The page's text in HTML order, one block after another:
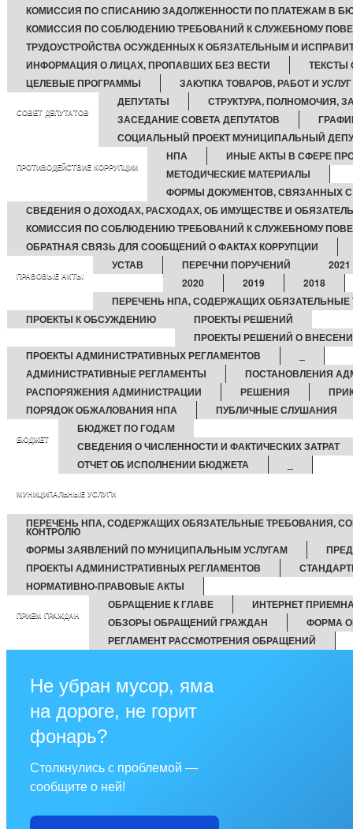
КОМИССИЯ ПО СПИСАНИЮ ЗАДОЛЖЕННОСТИ ПО ПЛАТЕЖАМ В
КОМИССИЯ ПО СОБЛЮДЕНИЮ ТРЕБОВАНИЙ К СЛУЖЕБНОМУ
ТРУДОУСТРОЙСТВА ОСУЖДЕННЫХ К ОБЯЗАТЕЛЬНЫМ И
ИНФОРМАЦИЯ О ЛИЦАХ, ПРОПАВШИХ БЕЗ ВЕСТИ
ТЕКСТЫ
ЦЕЛЕВЫЕ ПРОГРАММЫ
ЗАКУПКА ТОВАРОВ, РАБОТ И УСЛУГ
СОВЕТ ДЕПУТАТОВ
ДЕПУТАТЫ
СТРУКТУРА, ПОЛНОМОЧИЯ,
ЗАСЕДАНИЕ СОВЕТА ДЕПУТАТОВ
СОЦИАЛЬНЫЙ ПРОЕКТ МУНИЦИПАЛЬНЫЙ
ПРОТИВОДЕЙСТВИЕ КОРРУПЦИИ
НПА
ИНЫЕ АКТЫ В СФЕРЕ
МЕТОДИЧЕСКИЕ МАТЕРИАЛЫ
ФОРМЫ ДОКУМЕНТОВ, СВЯЗАННЫХ
СВЕДЕНИЯ О ДОХОДАХ, РАСХОДАХ, ОБ ИМУЩЕСТВЕ И
КОМИССИЯ ПО СОБЛЮДЕНИЮ ТРЕБОВАНИЙ К СЛУЖЕБНОМУ
ОБРАТНАЯ СВЯЗЬ ДЛЯ СООБЩЕНИЙ О ФАКТАХ КОРРУПЦИИ
ПРАВОВЫЕ АКТЫ
УСТАВ ПЕРЕЧНИ ПОРУЧЕНИЙ
2021
2020
2019
2018
ПЕРЕЧЕНЬ НПА, СОДЕРЖАЩИХ ОБЯЗАТЕЛЬНЫЕ
ПРОЕКТЫ К ОБСУЖДЕНИЮ
ПРОЕКТЫ РЕШЕНИЙ
ПРОЕКТЫ РЕШЕНИЙ О
ПРОЕКТЫ АДМИНИСТРАТИВНЫХ РЕГЛАМЕНТОВ
АДМИНИСТРАТИВНЫЕ РЕГЛАМЕНТЫ
ПОСТАНОВЛЕНИЯ
РАСПОРЯЖЕНИЯ АДМИНИСТРАЦИИ
РЕШЕНИЯ
ПОРЯДОК ОБЖАЛОВАНИЯ НПА
ПУБЛИЧНЫЕ СЛУШАНИЯ
БЮДЖЕТ
БЮДЖЕТ ПО ГОДАМ
СВЕДЕНИЯ О ЧИСЛЕННОСТИ И ФАКТИЧЕСКИХ ЗАТРАТ
ОТЧЕТ ОБ ИСПОЛНЕНИИ БЮДЖЕТА
МУНИЦИПАЛЬНЫЕ УСЛУГИ
ПЕРЕЧЕНЬ НПА, СОДЕРЖАЩИХ ОБЯЗАТЕЛЬНЫЕ ТРЕБОВАНИЯ,
КОНТРОЛЮ
ФОРМЫ ЗАЯВЛЕНИЙ ПО МУНИЦИПАЛЬНЫМ УСЛУГАМ
ПРОЕКТЫ АДМИНИСТРАТИВНЫХ РЕГЛАМЕНТОВ
НОРМАТИВНО-ПРАВОВЫЕ АКТЫ
ПРИЕМ ГРАЖДАН
ОБРАЩЕНИЕ К ГЛАВЕ
ИНТЕРНЕТ
ОБЗОРЫ ОБРАЩЕНИЙ ГРАЖДАН
ФОРМА
РЕГЛАМЕНТ РАССМОТРЕНИЯ ОБРАЩЕНИЙ
Не убран мусор, яма
на дороге, не горит
фонарь?
Столкнулись с проблемой —
сообщите о ней!